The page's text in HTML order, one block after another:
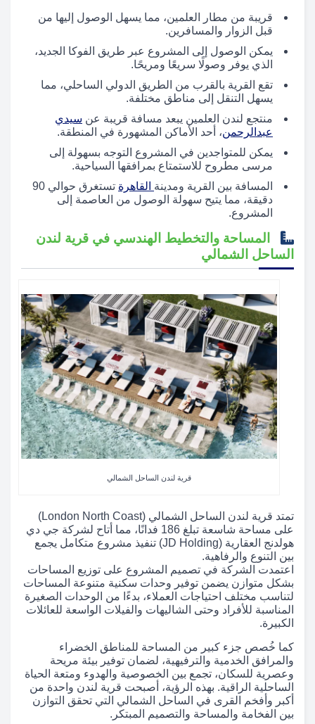
قريبة من مطار العلمين، مما يسهل الوصول إليها من
قبل الزوار والمسافرين.
يمكن الوصول إلى المشروع عبر طريق الفوكا الجديد،
الذي يوفر وصولًا سريعًا ومريحًا.
تقع القرية بالقرب من الطريق الدولي الساحلي، مما
يسهل التنقل إلى مناطق مختلفة.
منتجع لندن العلمين يبعد مسافة قريبة عن سيدي
عبدالرحمن، أحد الأماكن المشهورة في المنطقة.
يمكن للمتواجدين في المشروع التوجه بسهولة إلى
مرسى مطروح للاستمتاع بمرافقها السياحية.
المسافة بين القرية ومدينة القاهرة
تستغرق حوالي 90
دقيقة، مما يتيح سهولة الوصول من العاصمة إلى
المشروع.
المساحة والتخطيط الهندسي في قرية لندن
الساحل الشمالي
قرية لندن الساحل الشمالي
تمتد قرية لندن الساحل الشمالي (London North Coast)
على مساحة شاسعة تبلغ 186 فدانًا، مما أتاح لشركة جي دي
هولدنج العقارية (JD Holding) تنفيذ مشروع متكامل يجمع
بين التنوع والرفاهية.
اعتمدت الشركة في تصميم المشروع على توزيع المساحات
بشكل متوازن يضمن توفير وحدات سكنية متنوعة المساحات
لتناسب مختلف احتياجات العملاء، بدءًا من الوحدات الصغيرة
المناسبة للأفراد وحتى الشاليهات والفيلات الواسعة للعائلات
الكبيرة.
كما خُصص جزء كبير من المساحة للمناطق الخضراء
والمرافق الخدمية والترفيهية، لضمان توفير بيئة مريحة
وعصرية للسكان، تجمع بين الخصوصية والهدوء ومتعة الحياة
الساحلية الراقية. بهذه الرؤية، أصبحت قرية لندن واحدة من
أكبر وأفخم القرى في الساحل الشمالي التي تحقق التوازن
بين الفخامة والمساحة والتصميم المبتكر.